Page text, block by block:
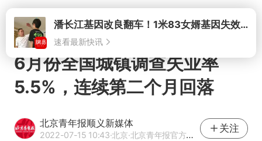
打开
6月份全国城镇调查失业率
5.5%，连续第二个月回落
北京青年报顺义新媒体
2022-07-15 10:43·北京·北京青年报官方网易号
关注